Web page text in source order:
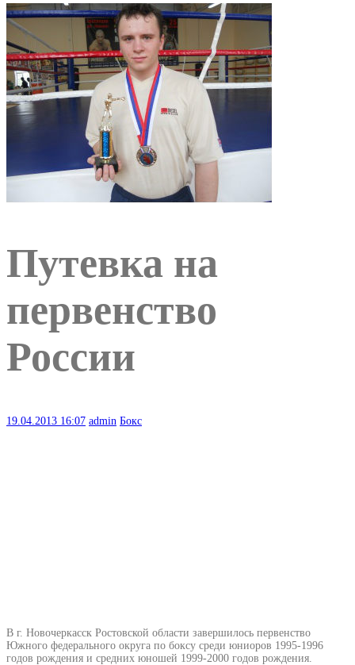
Путевка на
первенство
России
19.04.2013 16:07 admin Бокс
В г. Новочеркасск Ростовской области завершилось первенство
Южного федерального округа по боксу среди юниоров 1995-1996
годов рождения и средних юношей 1999-2000 годов рождения.